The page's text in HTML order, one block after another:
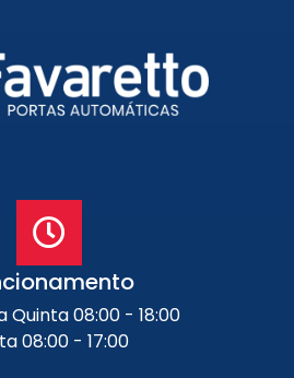
Quinta 08:00 - 18:00
08:00 - 17:00